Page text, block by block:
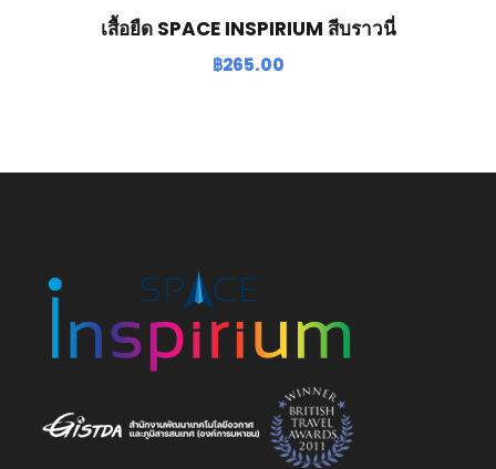
เสื้อยืด SPACE INSPIRIUM สีบราวนี่
฿265.00